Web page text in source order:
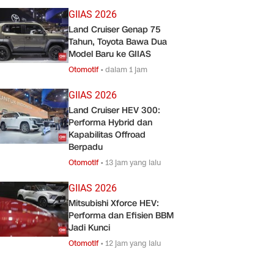
GIIAS 2026
Land Cruiser Genap 75
Tahun, Toyota Bawa Dua
Model Baru ke GIIAS
Otomotif•dalam 1 jam
GIIAS 2026
Land Cruiser HEV 300:
Performa Hybrid dan
Kapabilitas Offroad
Berpadu
Otomotif•13 jam yang lalu
GIIAS 2026
Mitsubishi Xforce HEV:
Performa dan Efisien BBM
Jadi Kunci
Otomotif•12 jam yang lalu